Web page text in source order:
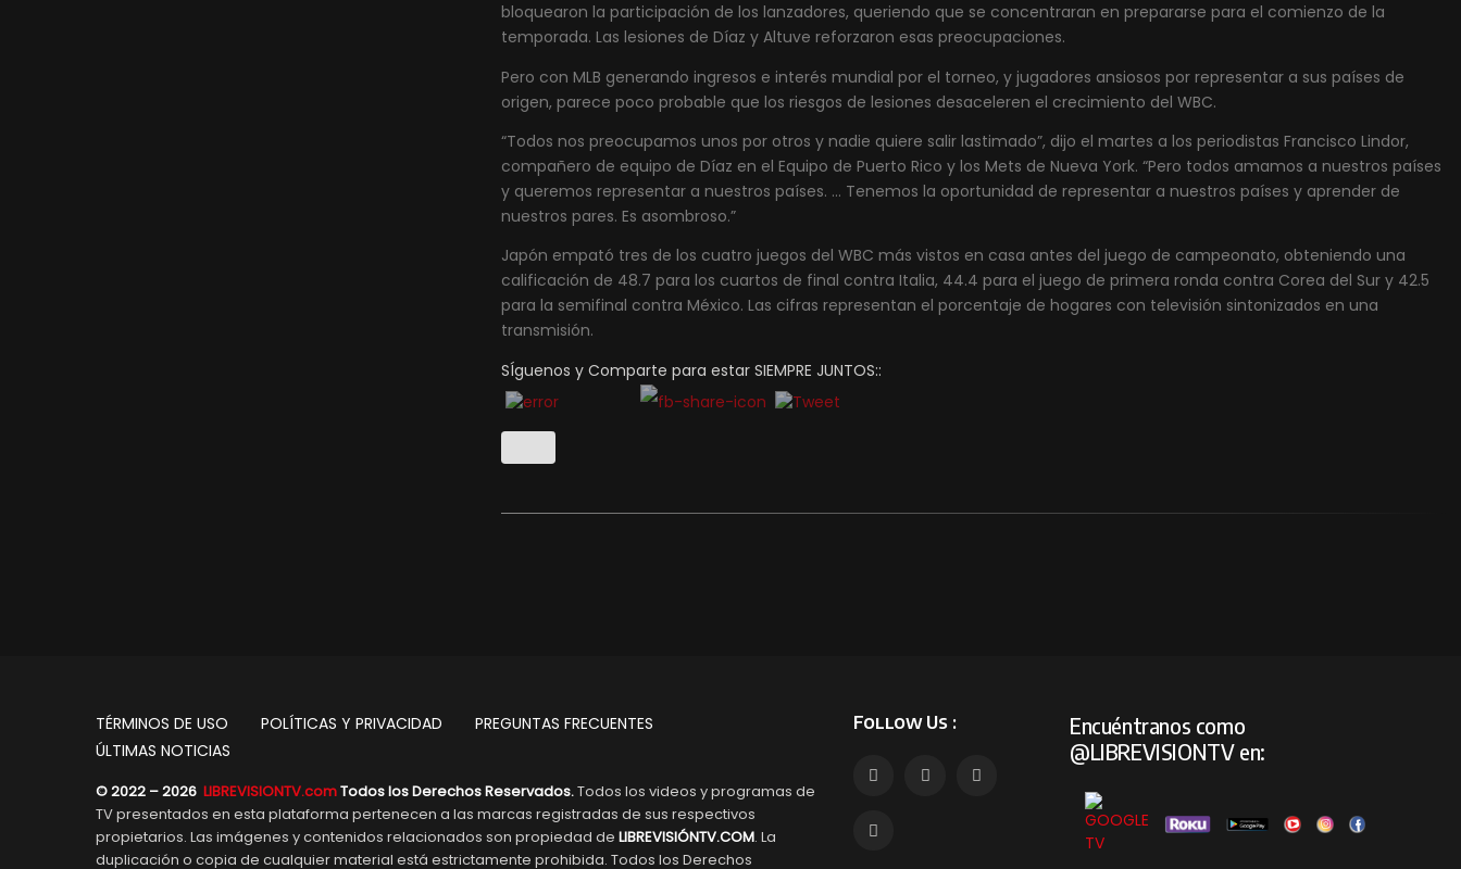
bloquearon la participación de los lanzadores, queriendo que se concentraran en prepararse para el comienzo de la
temporada. Las lesiones de Díaz y Altuve reforzaron esas preocupaciones.
Pero con MLB generando ingresos e interés mundial por el torneo, y jugadores ansiosos por representar a sus países de
origen, parece poco probable que los riesgos de lesiones desaceleren el crecimiento del WBC.
“Todos nos preocupamos unos por otros y nadie quiere salir lastimado”, dijo el martes a los periodistas Francisco Lindor,
compañero de equipo de Díaz en el Equipo de Puerto Rico y los Mets de Nueva York. “Pero todos amamos a nuestros países
y queremos representar a nuestros países. … Tenemos la oportunidad de representar a nuestros países y aprender de
nuestros pares. Es asombroso.”
Japón empató tres de los cuatro juegos del WBC más vistos en casa antes del juego de campeonato, obteniendo una
calificación de 48.7 para los cuartos de final contra Italia, 44.4 para el juego de primera ronda contra Corea del Sur y 42.5
para la semifinal contra México. Las cifras representan el porcentaje de hogares con televisión sintonizados en una
transmisión.
SÍguenos y Comparte para estar SIEMPRE JUNTOS::
TÉRMINOS DE USO POLÍTICAS Y PRIVACIDAD
PREGUNTAS FRECUENTES
ÚLTIMAS NOTICIAS
© 2022 – 2026 LIBREVISIONTV.comTodos los Derechos Reservados.Todos los videos y programas de
TV presentados en esta plataforma pertenecen a las marcas registradas de sus respectivos
propietarios. Las imágenes y contenidos relacionados son propiedad de LIBREVISIÓNTV.COM. La
duplicación o copia de cualquier material está estrictamente prohibida. Todos los Derechos
Follow Us :
Encuéntranos como
@LIBREVISIONTV en: